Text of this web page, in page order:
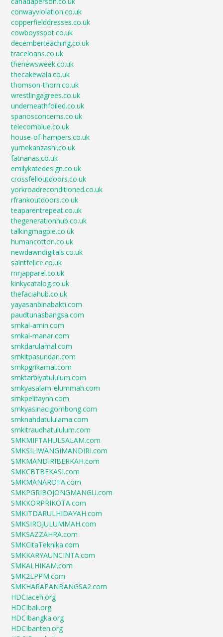
conwayviolation.co.uk
copperfielddresses.co.uk
cowboysspot.co.uk
decemberteaching.co.uk
traceloans.co.uk
thenewsweek.co.uk
thecakewala.co.uk
thomson-thorn.co.uk
wrestlingagrees.co.uk
underneathfoiled.co.uk
spanosconcerns.co.uk
telecomblue.co.uk
house-of-hampers.co.uk
yumekanzashi.co.uk
fatnanas.co.uk
emilykatedesign.co.uk
crossfelloutdoors.co.uk
yorkroadreconditioned.co.uk
rfrankoutdoors.co.uk
teaparentrepeat.co.uk
thegenerationhub.co.uk
talkingmagpie.co.uk
humancotton.co.uk
newdawndigitals.co.uk
saintfelice.co.uk
mrjapparel.co.uk
kinkycatalog.co.uk
thefaciahub.co.uk
yayasanbinabakti.com
paudtunasbangsa.com
smkal-amin.com
smkal-manar.com
smkdarulamal.com
smkitpasundan.com
smkpgrikamal.com
smktarbiyatululum.com
smkyasalam-elummah.com
smkpelitaynh.com
smkyasinacigombong.com
smknahdatululama.com
smkitraudhatululum.com
SMKMIFTAHULSALAM.com
SMKSILIWANGIMANDIRI.com
SMKMANDIRIBERKAH.com
SMKCBTBEKASI.com
SMKMANAROFA.com
SMKPGRIBOJONGMANGU.com
SMKKORPRIKOTA.com
SMKITDARULHIDAYAH.com
SMKSIROJULUMMAH.com
SMKSAZZAHRA.com
SMKCitaTeknika.com
SMKKARYAUNCINTA.com
SMKALHIKAM.com
SMK2LPPM.com
SMKHARAPANBANGSA2.com
HDCIaceh.org
HDCIbali.org
HDCIbangka.org
HDCIbanten.org